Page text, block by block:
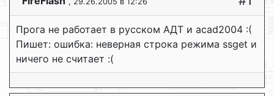
Прога не работает в русском АДТ и acad2004 :(
Пишет: ошибка: неверная строка режима ssget и
ничего не считает :(